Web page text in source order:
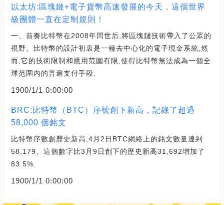
以太坊:區塊鏈+電子貨幣高速發展的今天，這個世界
級團體一直在定制規則！
一、前奏比特幣在2008年問世后,將區塊鏈技術帶入了公眾的
視野。比特幣的設計初衷是一種去中心化的電子現金系統,然
而,它的技術限制和應用范圍有限,使得比特幣無法成為一個全
球范圍內的普遍支付手段.
1900/1/1 0:00:00
BRC:比特幣（BTC）序號創下新高，記錄了超過
58,000 個銘文
比特幣序數創歷史新高,4月2日BTC網絡上的銘文數量達到
58,179。這個數字比3月9日創下的歷史新高31,692增加了
83.5%.
1900/1/1 0:00:00